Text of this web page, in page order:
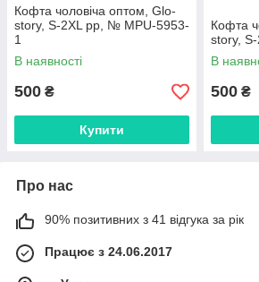
Кофта чоловіча оптом, Glo-
story, S-2XL рр, № MPU-5953-
1
В наявності
500 ₴
Купити
Кофта
story,
В
500 ₴
Про нас
90% позитивних з 41 відгука за рік
Працює з 24.06.2017